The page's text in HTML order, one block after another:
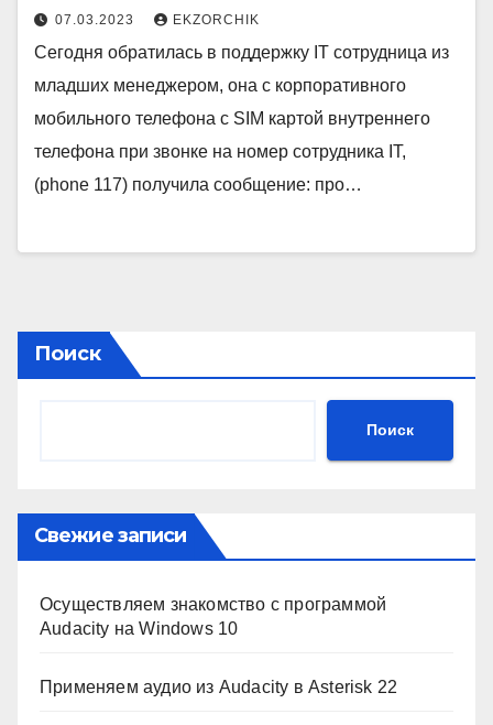
07.03.2023 EKZORCHIK
Сегодня обратилась в поддержку IT сотрудница из
младших менеджером, она с корпоративного
мобильного телефона с SIM картой внутреннего
телефона при звонке на номер сотрудника IT,
(phone 117) получила сообщение: про…
Поиск
Поиск
Свежие записи
Осуществляем знакомство с программой
Audacity на Windows 10
Применяем аудио из Audacity в Asterisk 22